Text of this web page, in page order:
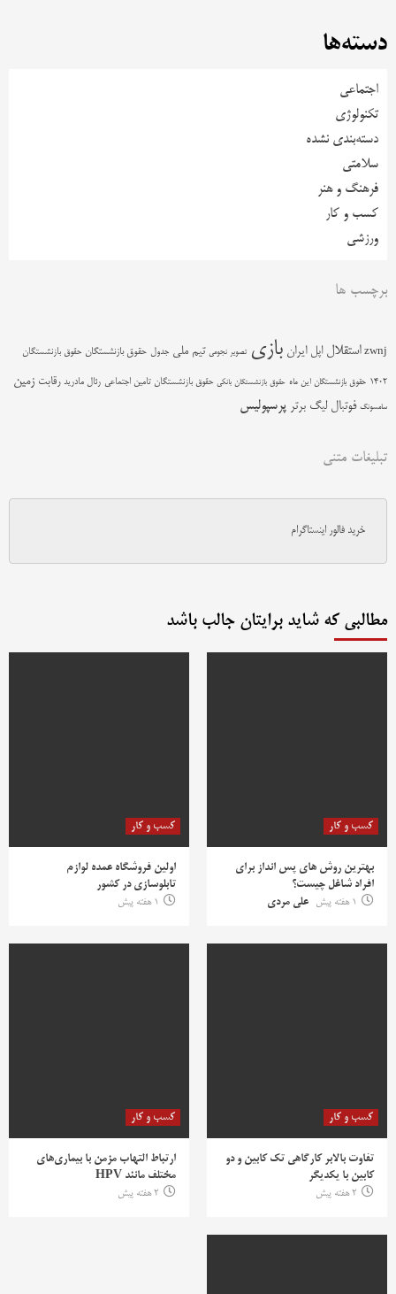
دسته‌ها
اجتماعی
تکنولوژی
دسته‌بندی نشده
سلامتی
فرهنگ و هنر
کسب و کار
ورزشی
برچسب ها
zwnj استقلال اپل ایران بازی تصویر نجومی تیم ملی جدول حقوق بازنشستگان حقوق بازنشستگان
1402 حقوق بازنشستگان این ماه حقوق بازنشستگان بانکی حقوق بازنشستگان تامین اجتماعی رئال مادرید رقابت زمین
سامسونگ فوتبال لیگ برتر پرسپولیس
تبلیغات متنی
خرید فالور اینستاگرام
مطالبی که شاید برایتان جالب باشد
کسب و کار
بهترین روش‌ های پس‌ انداز برای
افراد شاغل چیست؟
1 هفته پیش
علی مردی
کسب و کار
اولین فروشگاه عمده لوازم
تابلوسازی در کشور
1 هفته پیش
کسب و کار
تفاوت بالابر کارگاهی تک کابین و دو
کابین با یکدیگر
2 هفته پیش
کسب و کار
ارتباط التهاب مزمن با بیماری‌های
مختلف مانند HPV
2 هفته پیش